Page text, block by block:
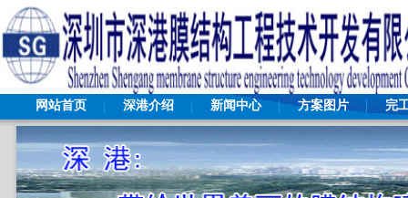
网站首页 深港介绍 新闻中心 方案图片 完